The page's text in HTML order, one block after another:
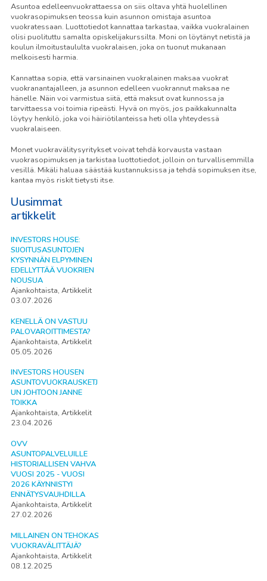
Asuntoa edelleenvuokrattaessa on siis oltava yhtä huolellinen
vuokrasopimuksen teossa kuin asunnon omistaja asuntoa
vuokratessaan. Luottotiedot kannattaa tarkastaa, vaikka vuokralainen
olisi puolituttu samalta opiskelijakurssilta. Moni on löytänyt netistä ja
koulun ilmoitustaululta vuokralaisen, joka on tuonut mukanaan
melkoisesti harmia.
Kannattaa sopia, että varsinainen vuokralainen maksaa vuokrat
vuokranantajalleen, ja asunnon edelleen vuokrannut maksaa ne
hänelle. Näin voi varmistua siitä, että maksut ovat kunnossa ja
tarvittaessa voi toimia ripeästi. Hyvä on myös, jos paikkakunnalta
löytyy henkilö, joka voi häiriötilanteissa heti olla yhteydessä
vuokralaiseen.
Monet vuokravälitysyritykset voivat tehdä korvausta vastaan
vuokrasopimuksen ja tarkistaa luottotiedot, jolloin on turvallisemmilla
vesillä. Mikäli haluaa säästää kustannuksissa ja tehdä sopimuksen itse,
kantaa myös riskit tietysti itse.
Uusimmat
artikkelit
INVESTORS HOUSE:
SIJOITUSASUNTOJEN
KYSYNNÄN ELPYMINEN
EDELLYTTÄÄ VUOKRIEN
NOUSUA
Ajankohtaista, Artikkelit
03.07.2026
KENELLÄ ON VASTUU
PALOVAROITTIMESTA?
Ajankohtaista, Artikkelit
05.05.2026
INVESTORS HOUSEN
ASUNTOVUOKRAUSKETJ
UN JOHTOON JANNE
TOIKKA
Ajankohtaista, Artikkelit
23.04.2026
OVV
ASUNTOPALVELUILLE
HISTORIALLISEN VAHVA
VUOSI 2025 - VUOSI
2026 KÄYNNISTYI
ENNÄTYSVAUHDILLA
Ajankohtaista, Artikkelit
27.02.2026
MILLAINEN ON TEHOKAS
VUOKRAVÄLITTÄJÄ?
Ajankohtaista, Artikkelit
08.12.2025